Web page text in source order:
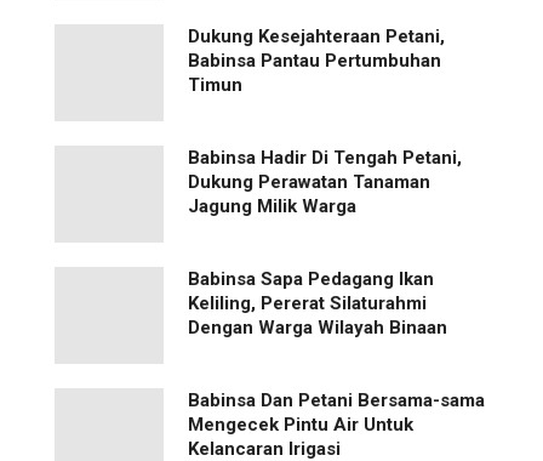
Dukung Kesejahteraan Petani,
Babinsa Pantau Pertumbuhan
Timun
Babinsa Hadir Di Tengah Petani,
Dukung Perawatan Tanaman
Jagung Milik Warga
Babinsa Sapa Pedagang Ikan
Keliling, Pererat Silaturahmi
Dengan Warga Wilayah Binaan
Babinsa Dan Petani Bersama-sama
Mengecek Pintu Air Untuk
Kelancaran Irigasi